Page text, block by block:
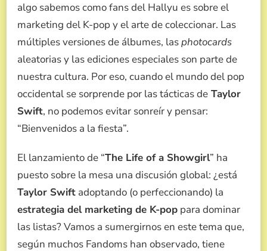
NUEVO
ÁLBUM
DESATAN
EL
DEBATE:
¿ESTÁ
USANDO
LA
DE
POP?
algo sabemos como fans del Hallyu es sobre el
marketing del K-pop y el arte de coleccionar. Las
múltiples versiones de álbumes, lasphotocards
aleatorias y las ediciones especiales son parte de
nuestra cultura. Por eso, cuando el mundo del pop
occidental se sorprende por las tácticas de Taylor
Swift, no podemos evitar sonreír y pensar:
“Bienvenidos a la fiesta”.
El lanzamiento de “The Life of a Showgirl” ha
puesto sobre la mesa una discusión global: ¿está
Taylor Swift adoptando (o perfeccionando) la
estrategia del marketing de K-pop para dominar
las listas? Vamos a sumergirnos en este tema que,
según muchos Fandoms han observado, tiene